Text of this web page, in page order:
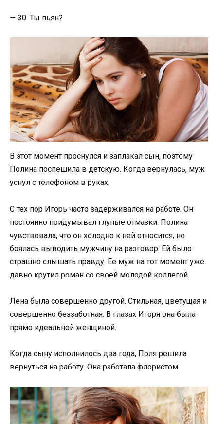
— 30. Ты пьян?
В этот момент проснулся и заплакал сын, поэтому
Полина поспешила в детскую. Когда вернулась, муж
уснул с телефоном в руках.
С тех пор Игорь часто задерживался на работе. Он
постоянно придумывал глупые отмазки. Полина
чувствовала, что он холодно к ней относится, но
боялась выводить мужчину на разговор. Ей было
страшно слышать правду. Ее муж на тот момент уже
давно крутил роман со своей молодой коллегой.
Лена была совершенно другой. Стильная, цветущая и
совершенно беззаботная. В глазах Игоря она была
прямо идеальной женщиной.
Когда сыну исполнилось два года, Поля решила
вернуться на работу. Она работала флористом.